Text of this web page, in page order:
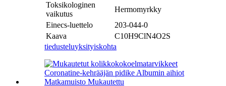
Toksikologinen
vaikutus
Hermomyrkky
Einecs-luettelo
203-044-0
Kaava
C10H9ClN4O2S
tiedusteluyksityiskohta